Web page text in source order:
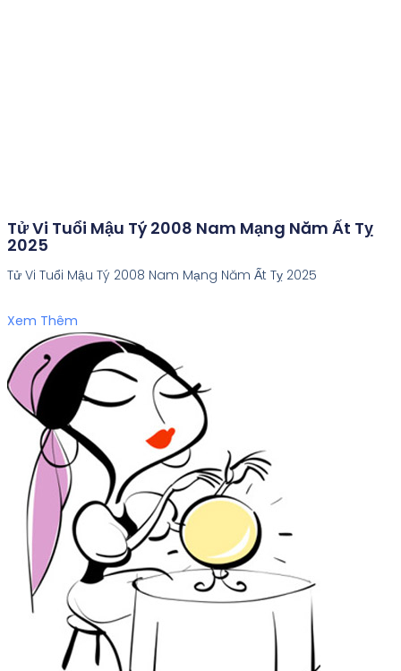
Tử Vi Tuổi Mậu Tý 2008 Nam Mạng Năm Ất Tỵ
2025
Tử Vi Tuổi Mậu Tý 2008 Nam Mạng Năm Ất Tỵ 2025
Xem Thêm